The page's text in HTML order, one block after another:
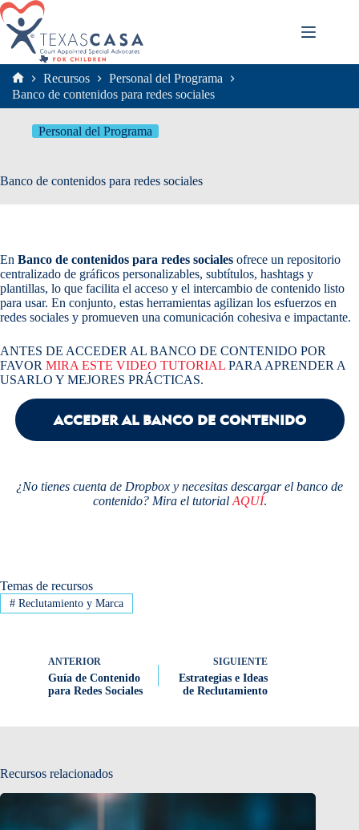
Saltar
al
contenido
Inicio
Recursos
Personal del Programa
Banco de contenidos para redes sociales
Personal del Programa
Banco de contenidos para redes sociales
En Banco de contenidos para redes sociales ofrece un repositorio
centralizado de gráficos personalizables, subtítulos, hashtags y
plantillas, lo que facilita el acceso y el intercambio de contenido listo
para usar. En conjunto, estas herramientas agilizan los esfuerzos en
redes sociales y promueven una comunicación cohesiva e impactante.
ANTES DE ACCEDER AL BANCO DE CONTENIDO POR
FAVOR MIRA ESTE VIDEO TUTORIAL PARA APRENDER A
USARLO Y MEJORES PRÁCTICAS.
ACCEDER AL BANCO DE CONTENIDO
¿No tienes cuenta de Dropbox y necesitas descargar el banco de
contenido? Mira el tutorialAQUÍ.
Temas de recursos
#Reclutamiento y Marca
ANTERIOR
Guía de Contenido
para Redes Sociales
SIGUIENTE
Estrategias e Ideas
de Reclutamiento
Recursos relacionados